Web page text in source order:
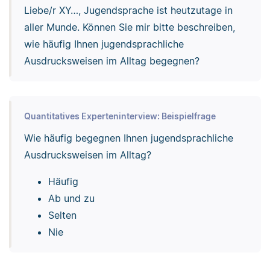
Liebe/r XY…, Jugendsprache ist heutzutage in
aller Munde. Können Sie mir bitte beschreiben,
wie häufig Ihnen jugendsprachliche
Ausdrucksweisen im Alltag begegnen?
Quantitatives Experteninterview: Beispielfrage
Wie häufig begegnen Ihnen jugendsprachliche
Ausdrucksweisen im Alltag?
Häufig
Ab und zu
Selten
Nie